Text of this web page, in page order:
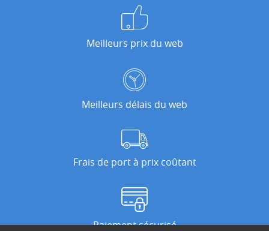
Meilleurs prix du web
Meilleurs délais du web
Frais de port à prix coûtant
Paiement sécurisé